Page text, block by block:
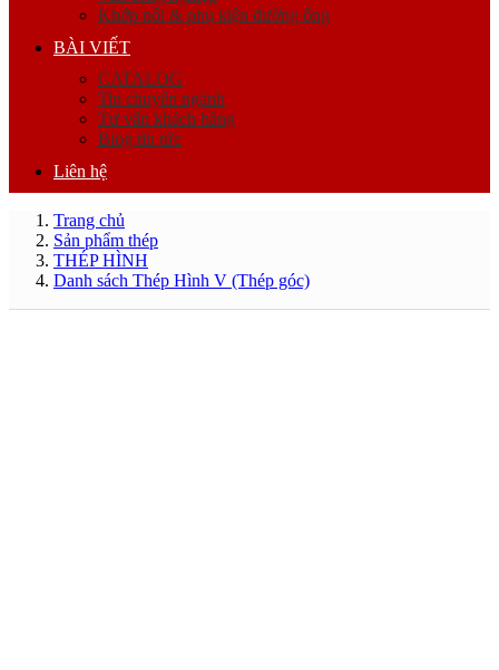
Khớp nối & phụ kiện đường ống
BÀI VIẾT
CATALOG
Tin chuyên ngành
Tư vấn khách hàng
Blog tin tức
Liên hệ
Trang chủ
Sản phẩm thép
THÉP HÌNH
Danh sách Thép Hình V (Thép góc)